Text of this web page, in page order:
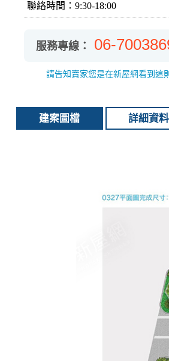
聯絡時間：9:30-18:00
服務專線： 06-
請告知賣家您是在新屋網看到這
建案圖檔 詳細資料